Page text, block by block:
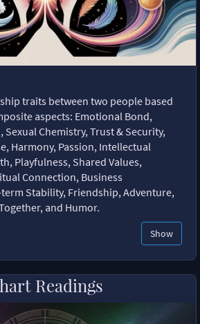
traits between two people based
aspects: Emotional Bond,
Chemistry, Trust & Security,
Harmony, Passion, Intellectual
Playfulness, Shared Values,
Connection, Business
Stability, Friendship, Adventure,
and Humor.
Show
Readings